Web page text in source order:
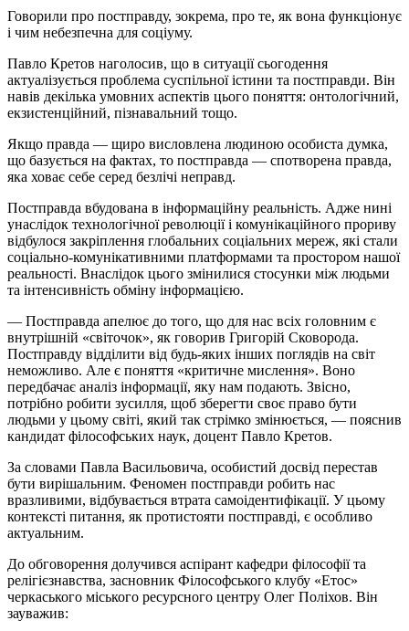
Говорили про постправду, зокрема, про те, як вона функціонує
і чим небезпечна для соціуму.
Павло Кретов наголосив, що в ситуації сьогодення
актуалізується проблема суспільної істини та постправди. Він
навів декілька умовних аспектів цього поняття: онтологічний,
екзистенційний, пізнавальний тощо.
Якщо правда — щиро висловлена людиною особиста думка,
що базується на фактах, то постправда — спотворена правда,
яка ховає себе серед безлічі неправд.
Постправда вбудована в інформаційну реальність. Адже нині
унаслідок технологічної революції і комунікаційного прориву
відбулося закріплення глобальних соціальних мереж, які стали
соціально-комунікативними платформами та простором нашої
реальності. Внаслідок цього змінилися стосунки між людьми
та інтенсивність обміну інформацією.
— Постправда апелює до того, що для нас всіх головним є
внутрішній «світочок», як говорив Григорій Сковорода.
Постправду відділити від будь-яких інших поглядів на світ
неможливо. Але є поняття «критичне мислення». Воно
передбачає аналіз інформації, яку нам подають. Звісно,
потрібно робити зусилля, щоб зберегти своє право бути
людьми у цьому світі, який так стрімко змінюється, — пояснив
кандидат філософських наук, доцент Павло Кретов.
За словами Павла Васильовича, особистий досвід перестав
бути вирішальним. Феномен постправди робить нас
вразливими, відбувається втрата самоідентифікації. У цьому
контексті питання, як протистояти постправді, є особливо
актуальним.
До обговорення долучився аспірант кафедри філософії та
релігієзнавства, засновник Філософського клубу «Етос»
черкаського міського ресурсного центру Олег Поліхов. Він
зауважив: